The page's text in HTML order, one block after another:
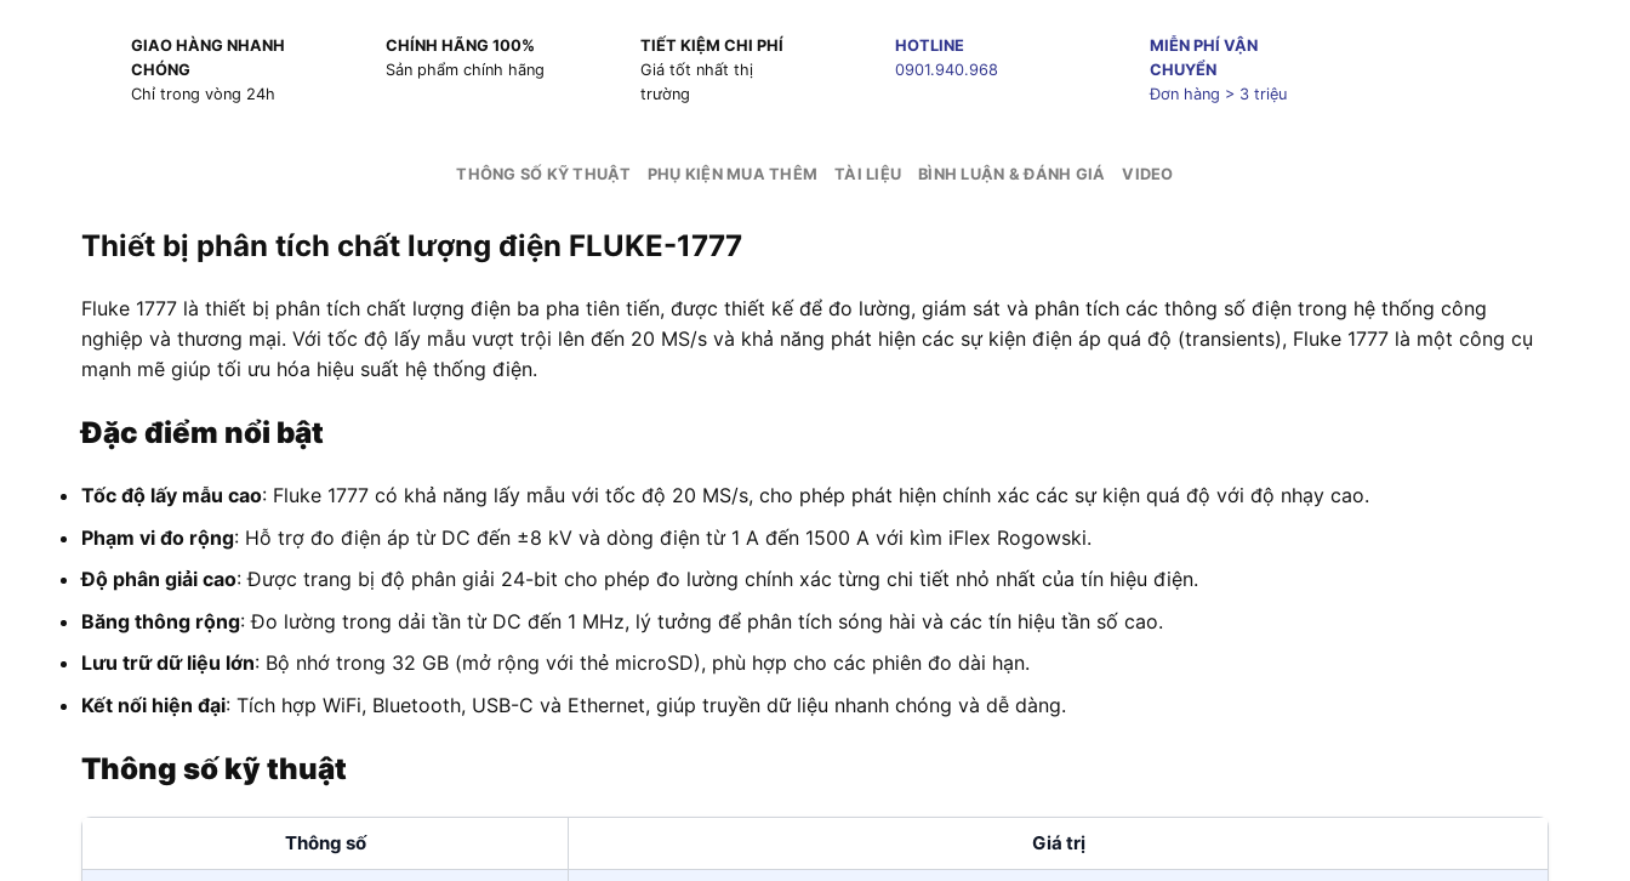
GIAO HÀNG NHANH
CHÓNG
Chỉ trong vòng 24h
CHÍNH HÃNG 100%
Sản phẩm chính hãng
TIẾT KIỆM CHI PHÍ
Giá tốt nhất thị
trường
HOTLINE
0901.940.968
MIỄN PHÍ VẬN
CHUYỂN
Đơn hàng > 3 triệu
THÔNG SỐ KỸ THUẬT PHỤ KIỆN MUA THÊM TÀI LIỆU BÌNH LUẬN & ĐÁNH GIÁ VIDEO
Thiết bị phân tích chất lượng điện FLUKE-1777
Fluke 1777 là thiết bị phân tích chất lượng điện ba pha tiên tiến, được thiết kế để đo lường, giám sát và phân tích các thông số điện trong hệ thống công
nghiệp và thương mại. Với tốc độ lấy mẫu vượt trội lên đến 20 MS/s và khả năng phát hiện các sự kiện điện áp quá độ (transients), Fluke 1777 là một công cụ
mạnh mẽ giúp tối ưu hóa hiệu suất hệ thống điện.
Đặc điểm nổi bật
Tốc độ lấy mẫu cao: Fluke 1777 có khả năng lấy mẫu với tốc độ 20 MS/s, cho phép phát hiện chính xác các sự kiện quá độ với độ nhạy cao.
Phạm vi đo rộng: Hỗ trợ đo điện áp từ DC đến ±8 kV và dòng điện từ 1 A đến 1500 A với kìm iFlex Rogowski.
Độ phân giải cao: Được trang bị độ phân giải 24-bit cho phép đo lường chính xác từng chi tiết nhỏ nhất của tín hiệu điện.
Băng thông rộng: Đo lường trong dải tần từ DC đến 1 MHz, lý tưởng để phân tích sóng hài và các tín hiệu tần số cao.
Lưu trữ dữ liệu lớn: Bộ nhớ trong 32 GB (mở rộng với thẻ microSD), phù hợp cho các phiên đo dài hạn.
Kết nối hiện đại: Tích hợp WiFi, Bluetooth, USB-C và Ethernet, giúp truyền dữ liệu nhanh chóng và dễ dàng.
Thông số kỹ thuật
Thông số Giá trị